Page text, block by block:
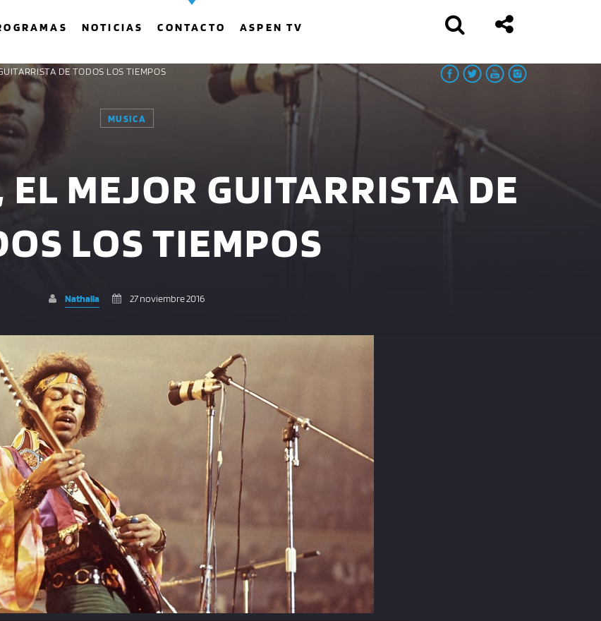
NOTICIAS CONTACTO ASPEN TV
ESTA PÁGINA EN:
DE TODOS LOS TIEMPOS
MUSICA
MEJOR GUITARRISTA DE
LOS TIEMPOS
Nathalia 27 noviembre 2016